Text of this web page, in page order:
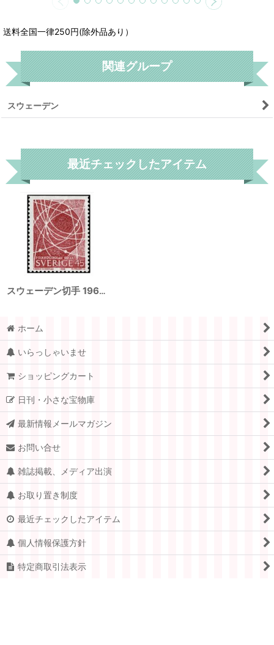
送料全国一律250円(除外品あり）
関連グループ
スウェーデン
最近チェックしたアイテム
スウェーデン切手 1968年 国民高校100年 1種
ホーム
いらっしゃいませ
ショッピングカート
日刊・小さな宝物庫
最新情報メールマガジン
お問い合せ
雑誌掲載、メディア出演
お取り置き制度
最近チェックしたアイテム
個人情報保護方針
特定商取引法表示